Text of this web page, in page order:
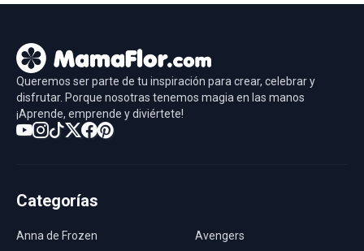
Queremos ser parte de tu inspiración para crear, celebrar y
disfrutar. Porque nosotras tenemos magia en las manos
¡Aprende, emprende y diviértete!
Categorías
Anna de Frozen Avengers